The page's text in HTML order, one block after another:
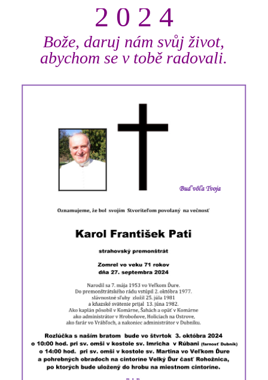
2 0 2 4
Bože, daruj nám svůj život,
abychom se v tobě radovali.